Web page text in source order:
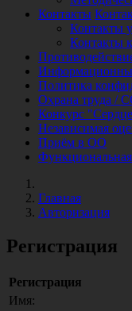
Контакты
Контакты
Контакты
Политика
Охрана труда /
Конкурс
Независимая
Приём в ОО
Главная
Авторизация
Регистрация
Регистрация
Имя: